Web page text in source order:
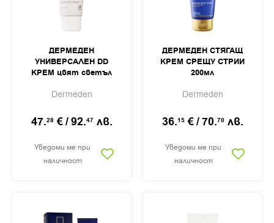
ДЕРМЕДЕН
УНИВЕРСАЛЕН DD
КРЕМ цвят светъл
Dermeden
47.28 €/92.47 лв.
Уведоми ме при
наличност
ДЕРМЕДЕН СТЯГАЩ
КРЕМ СРЕЩУ СТРИИ
200мл
Dermeden
36.15 €/70.70 лв.
Уведоми ме при
наличност